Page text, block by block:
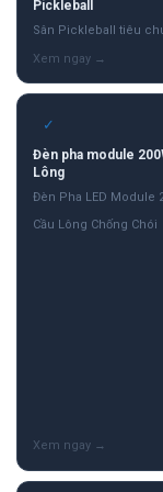
Pickleball
Sân Pickleball tiêu
✓
Đèn pha module
Lông
Đèn Pha LED Module
Cầu Lông Chống Chói